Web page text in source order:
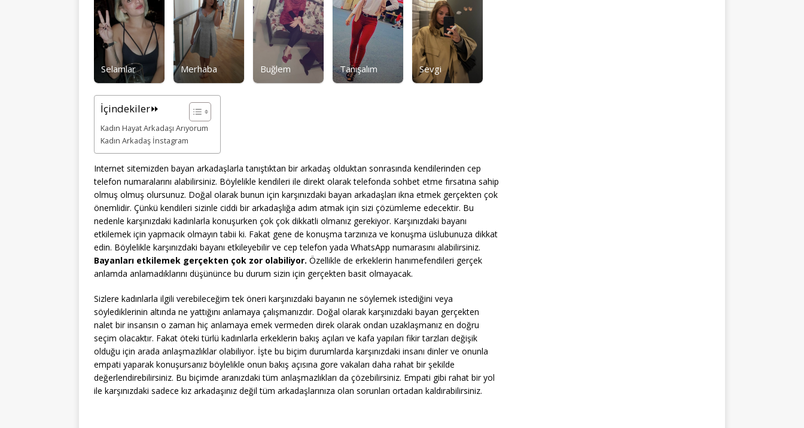
Selamlar Merhaba Buğlem Tanışalım Sevgi
İçindekiler⏩
Kadın Hayat Arkadaşı Arıyorum
Kadın Arkadaş İnstagram
Internet sitemizden bayan arkadaşlarla tanıştıktan bir arkadaş olduktan sonrasında kendilerinden cep
telefon numaralarını alabilirsiniz. Böylelikle kendileri ile direkt olarak telefonda sohbet etme fırsatına sahip
olmuş olmuş olursunuz. Doğal olarak bunun için karşınızdaki bayan arkadaşları ikna etmek gerçekten çok
önemlidir. Çünkü kendileri sizinle ciddi bir arkadaşlığa adım atmak için sizi çözümleme edecektir. Bu
nedenle karşınızdaki kadınlarla konuşurken çok çok dikkatli olmanız gerekiyor. Karşınızdaki bayanı
etkilemek için yapmacık olmayın tabii ki. Fakat gene de konuşma tarzınıza ve konuşma üslubunuza dikkat
edin. Böylelikle karşınızdaki bayanı etkileyebilir ve cep telefon yada WhatsApp numarasını alabilirsiniz.
Bayanları etkilemek gerçekten çok zor olabiliyor. Özellikle de erkeklerin hanımefendileri gerçek
anlamda anlamadıklarını düşününce bu durum sizin için gerçekten basit olmayacak.
Sizlere kadınlarla ilgili verebileceğim tek öneri karşınızdaki bayanın ne söylemek istediğini veya
söylediklerinin altında ne yattığını anlamaya çalışmanızdır. Doğal olarak karşınızdaki bayan gerçekten
nalet bir insansın o zaman hiç anlamaya emek vermeden direk olarak ondan uzaklaşmanız en doğru
seçim olacaktır. Fakat öteki türlü kadınlarla erkeklerin bakış açıları ve kafa yapıları fikir tarzları değişik
olduğu için arada anlaşmazlıklar olabiliyor. İşte bu biçim durumlarda karşınızdaki insanı dinler ve onunla
empati yaparak konuşursanız böylelikle onun bakış açısına gore vakaları daha rahat bir şekilde
değerlendirebilirsiniz. Bu biçimde aranızdaki tüm anlaşmazlıkları da çözebilirsiniz. Empati gibi rahat bir yol
ile karşınızdaki sadece kız arkadaşınız değil tüm arkadaşlarınıza olan sorunları ortadan kaldırabilirsiniz.